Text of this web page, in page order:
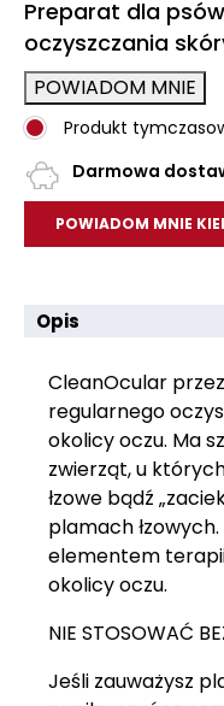
Preparat dla
oczyszczania
POWIADOM MNIE
Produkt
Darmowa
POWIADOM MNIE
Opis
CleanOcular
regularnego
okolicy oczu. Ma
zwierząt, u
łzowe bądź
plamach
elementem
okolicy oczu.
NIE STOSOWAĆ
Jeśli zauważysz